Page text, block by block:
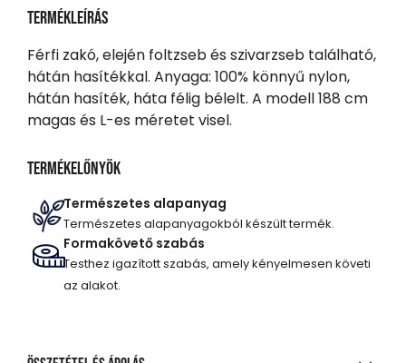
Termékleírás
Férfi zakó, elején foltzseb és szivarzseb található,
hátán hasítékkal. Anyaga: 100% könnyű nylon,
hátán hasíték, háta félig bélelt. A modell 188 cm
magas és L-es méretet visel.
Termékelőnyök
Természetes alapanyag
Természetes alapanyagokból készült termék.
Formakövető szabás
Testhez igazított szabás, amely kényelmesen követi
az alakot.